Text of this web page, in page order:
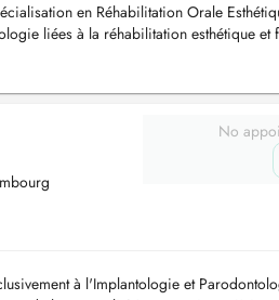
en Réhabilitation Orale
liées à la réhabilitation esthétique et
No
à l'Implantologie et